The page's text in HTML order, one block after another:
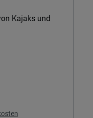
Kajaks und